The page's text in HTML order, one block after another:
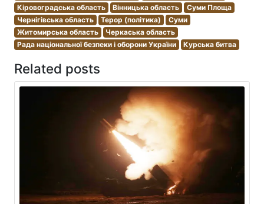
Кіровоградська область
Вінницька область
Суми Площа
Чернігівська область
Терор (політика)
Суми
Житомирська область
Черкаська область
Рада національної безпеки і оборони України
Курська битва
Related posts